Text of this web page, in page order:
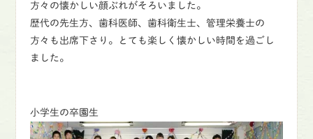
方々の懐かしい顔ぶれがそろいました。
歴代の先生方、歯科医師、歯科衛生士、管理栄養士の
方々も出席下さり。とても楽しく懐かしい時間を過ごし
ました。
小学生の卒園生